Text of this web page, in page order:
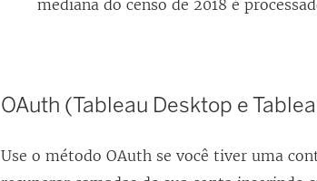
mediana do censo de 2018 é
OAuth (Tableau Desktop e
Use o método OAuth se você tiver uma